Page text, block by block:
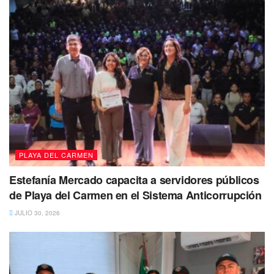
reforzado los operativos en Solidaridad.
«En temas de seguridad vamos bien, no puedo tapar el sol
con un dedo y es bien sabido de todos es un problema a
nivel mundial y Estatal que tenemos. Sin embargo, en
seguridad pública siempre estamos ocupados en reforzar
los operativos que llevamos a cabo en Solidaridad»,
afirmó.
Dijo que la inseguridad en Playa del Carmen ha
permanecido, aunque a principios de año se había
PLAYA DEL CARMEN
Estefanía Mercado capacita a servidores públicos
de Playa del Carmen en el Sistema Anticorrupción
JULIO 30, 2026